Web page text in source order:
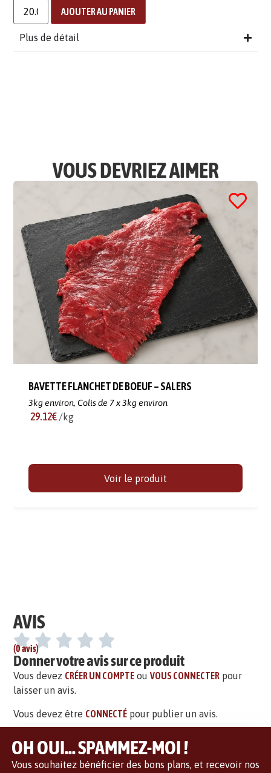
AJOUTER AU PANIER
Plus de détail
VOUS DEVRIEZ AIMER
BAVETTE FLANCHET DE BOEUF – SALERS
3kg environ, Colis de 7 x 3kg environ
29.12€ /kg
Voir le produit
AVIS
(0 avis)
Donner votre avis sur ce produit
Vous devez CRÉER UN COMPTE ouVOUS CONNECTER pour
laisser un avis.
Vous devez être CONNECTÉ pour publier un avis.
OH OUI... SPAMMEZ-MOI !
Vous souhaitez bénéficier des bons plans, et recevoir nos